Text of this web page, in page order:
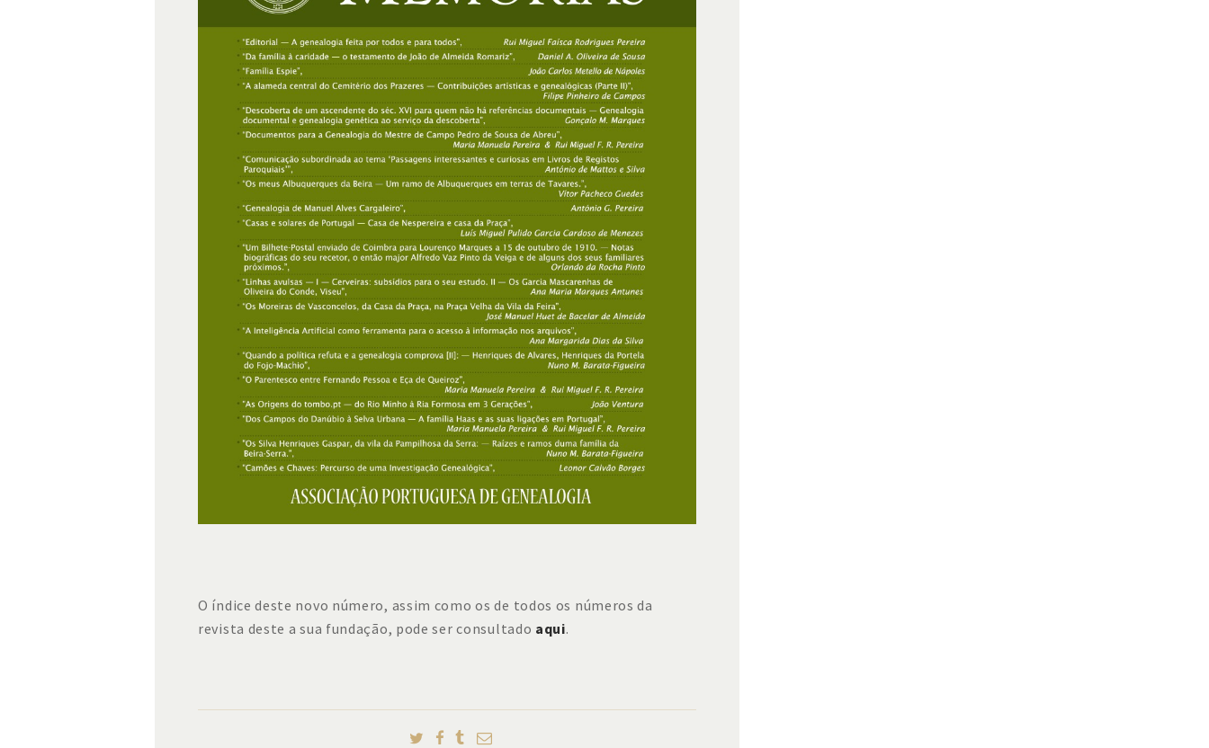
O índice deste novo número, assim como os de todos os números da
revista deste a sua fundação, pode ser consultado aqui.